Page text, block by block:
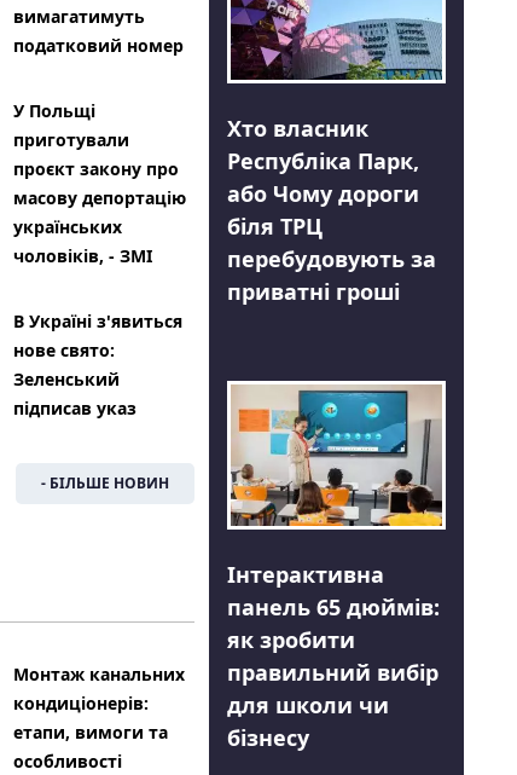
вимагатимуть
податковий номер
У Польщі
приготували
проєкт закону про
масову депортацію
українських
чоловіків, - ЗМІ
В Україні з'явиться
нове свято:
Зеленський
підписав указ
- БІЛЬШЕ НОВИН
Монтаж канальних
кондиціонерів:
етапи, вимоги та
особливості
Хто власник
Республіка Парк,
або Чому дороги
біля ТРЦ
перебудовують за
приватні гроші
Інтерактивна
панель 65 дюймів:
як зробити
правильний вибір
для школи чи
бізнесу